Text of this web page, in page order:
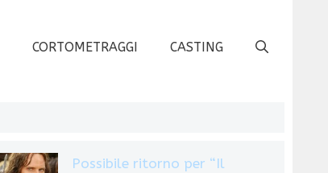
CORTOMETRAGGI CASTING
Possibile ritorno per “Il